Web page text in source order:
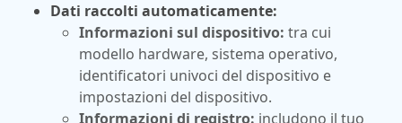
Dati raccolti automaticamente:
Informazioni sul dispositivo: tra cui
modello hardware, sistema operativo,
identificatori univoci del dispositivo e
impostazioni del dispositivo.
Informazioni di registro: includono il tuo